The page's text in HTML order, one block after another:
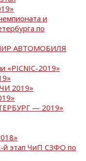
и
по
АВТОМОБИЛЯ
«PICNIC-2019»
2019»
— 2019»
й этап ЧиП СЗФО по